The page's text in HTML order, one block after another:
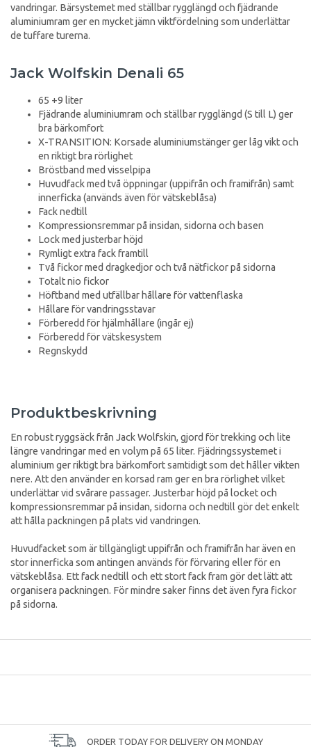
vandringar. Bärsystemet med ställbar rygglängd och fjädrande
aluminiumram ger en mycket jämn viktfördelning som underlättar
de tuffare turerna.
Jack Wolfskin Denali 65
65 +9 liter
Fjädrande aluminiumram och ställbar rygglängd (S till L) ger
bra bärkomfort
X-TRANSITION: Korsade aluminiumstänger ger låg vikt och
en riktigt bra rörlighet
Bröstband med visselpipa
Huvudfack med två öppningar (uppifrån och framifrån) samt
innerficka (används även för vätskeblåsa)
Fack nedtill
Kompressionsremmar på insidan, sidorna och basen
Lock med justerbar höjd
Rymligt extra fack framtill
Två fickor med dragkedjor och två nätfickor på sidorna
Totalt nio fickor
Höftband med utfällbar hållare för vattenflaska
Hållare för vandringsstavar
Förberedd för hjälmhållare (ingår ej)
Förberedd för vätskesystem
Regnskydd
Produktbeskrivning
En robust ryggsäck från Jack Wolfskin, gjord för trekking och lite
längre vandringar med en volym på 65 liter. Fjädringssystemet i
aluminium ger riktigt bra bärkomfort samtidigt som det håller vikten
nere. Att den använder en korsad ram ger en bra rörlighet vilket
underlättar vid svårare passager. Justerbar höjd på locket och
kompressionsremmar på insidan, sidorna och nedtill gör det enkelt
att hålla packningen på plats vid vandringen.
Huvudfacket som är tillgängligt uppifrån och framifrån har även en
stor innerficka som antingen används för förvaring eller för en
vätskeblåsa. Ett fack nedtill och ett stort fack fram gör det lätt att
organisera packningen. För mindre saker finns det även fyra fickor
på sidorna.
ORDER TODAY FOR DELIVERY ON MONDAY